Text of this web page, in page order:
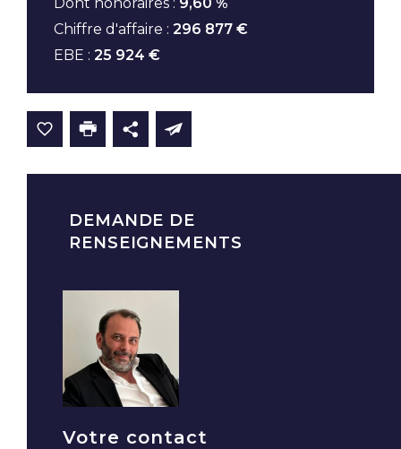
Chiffre d'affaire : 296 877 €
EBE : 25 924 €
DEMANDE DE
RENSEIGNEMENTS
Votre contact